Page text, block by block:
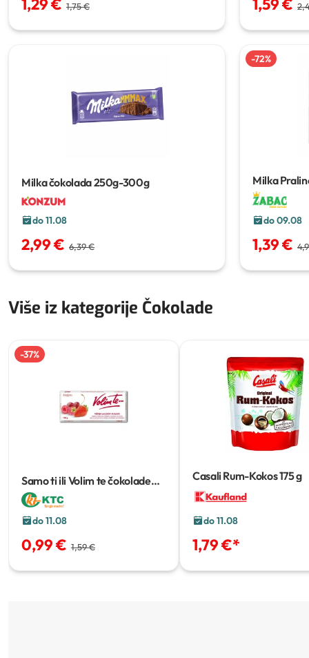
1,29 € 1,75 € 1,59 €
Milka čokolada250g-300g
do 11.08
2,99 € 6,39 €
-72%
Milka
do 09.08
1,39 €
Više iz kategorije Čokolade
-37%
Samo ti ili Volim te čokolade
mliječne s punjenjem
do 11.08
0,99 € 1,59 €
Casali Rum-Kokos175 g
do 11.08
1,79 €*